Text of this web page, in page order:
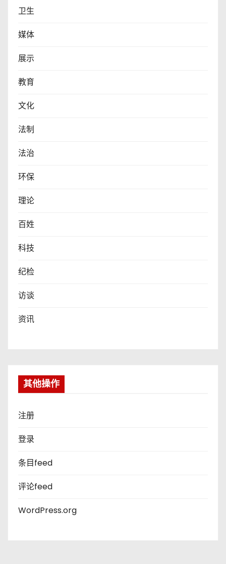
卫生
媒体
展示
教育
文化
法制
法治
环保
理论
百姓
科技
纪检
访谈
资讯
其他操作
注册
登录
条目feed
评论feed
WordPress.org